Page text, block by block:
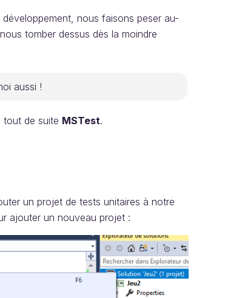
nous faisons peser au-
tomber dessus dès la moindre
aussi !
tout de suite MSTest.
un projet de tests unitaires à notre
ajouter un nouveau projet :